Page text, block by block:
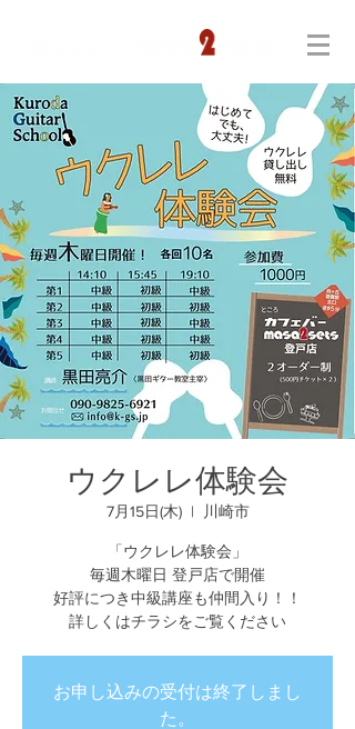
ウクレレ体験会
7月15日(木)
  |
川崎市
「ウクレレ体験会」
毎週木曜日 登戸店で開催
好評につき中級講座も仲間入り！！
詳しくはチラシをご覧ください
お申し込みの受付は終了しまし
た。